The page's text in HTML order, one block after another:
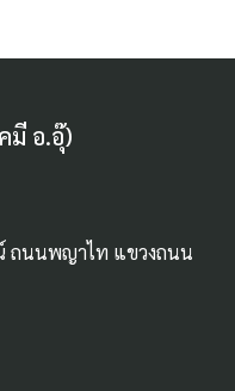
มี อ.อุ๊)
ถนนพญาไท แขวงถนน